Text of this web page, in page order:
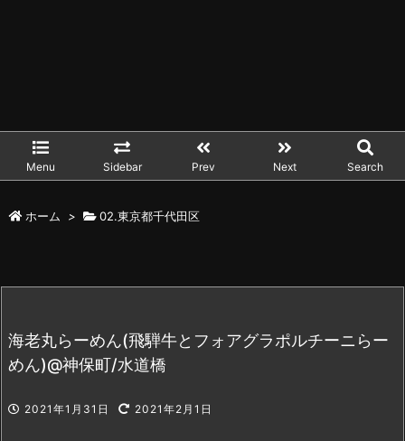
Menu Sidebar Prev Next Search
ホーム > 02.東京都千代田区
海老丸らーめん(飛騨牛とフォアグラポルチーニらー
めん)@神保町/水道橋
2021年1月31日 2021年2月1日